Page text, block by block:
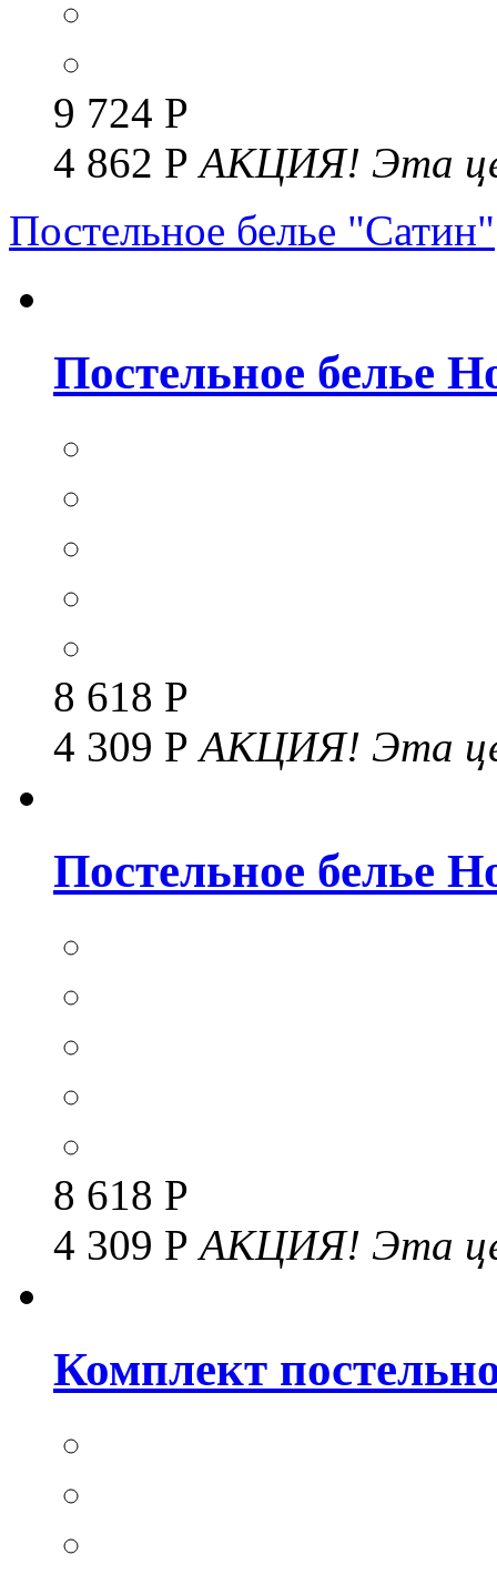
9 724 Р
4 862 РАКЦИЯ! Эта
Постельное белье "Сатин"
Постельное белье
8 618 Р
4 309 РАКЦИЯ! Эта
Постельное белье
8 618 Р
4 309 РАКЦИЯ! Эта
Комплект